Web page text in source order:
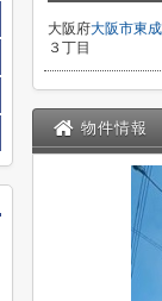
大阪府大阪市東
３丁目
物件情報